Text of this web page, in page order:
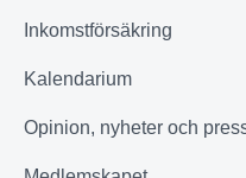
Inkomstförsäkring
Kalendarium
Opinion, nyheter och